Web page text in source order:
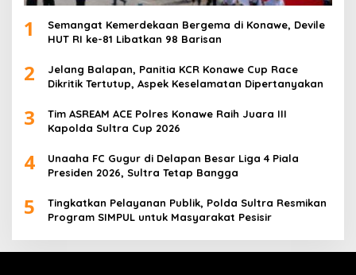
1
Semangat Kemerdekaan Bergema di Konawe, Devile
HUT RI ke-81 Libatkan 98 Barisan
2
Jelang Balapan, Panitia KCR Konawe Cup Race
Dikritik Tertutup, Aspek Keselamatan Dipertanyakan
3
Tim ASREAM ACE Polres Konawe Raih Juara III
Kapolda Sultra Cup 2026
4
Unaaha FC Gugur di Delapan Besar Liga 4 Piala
Presiden 2026, Sultra Tetap Bangga
5
Tingkatkan Pelayanan Publik, Polda Sultra Resmikan
Program SIMPUL untuk Masyarakat Pesisir